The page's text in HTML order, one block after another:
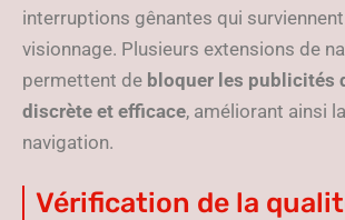
interruptions gênantes qui
visionnage. Plusieurs extensions de
permettent de bloquer les publicités
discrète et efficace, améliorant ainsi
navigation.
Vérification de la